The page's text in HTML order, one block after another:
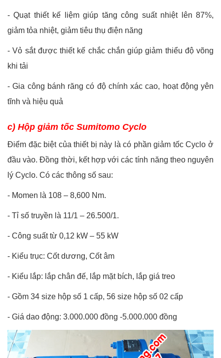
-Quạt thiết kế liệm giúp tăng công suất nhiệt lên 87%,
giảm tỏa nhiệt, giảm tiêu thụ điện năng
-Vỏ sắt được thiết kế chắc chắn giúp giảm thiểu độ võng
khi tải
-Gia công bánh răng có độ chính xác cao, hoạt động yên
tĩnh và hiệu quả
c) Hộp giảm tốc Sumitomo Cyclo
Điểm đặc biệt của thiết bị này là có phần giảm tốc Cyclo ở
đầu vào. Đồng thời, kết hợp với các tính năng theo nguyên
lý Cyclo. Có các thông số sau:
- Momen là 108 – 8,600 Nm.
- Tỉ số truyền là 11/1 – 26.500/1.
- Công suất từ 0,12 kW – 55 kW
- Kiểu trục: Cốt dương, Cốt âm
- Kiểu lắp: lắp chân đế, lắp mặt bích, lắp giá treo
- Gồm 34 size hộp số 1 cấp, 56 size hộp số 02 cấp
- Giá dao động: 3.000.000 đồng -5.000.000 đồng